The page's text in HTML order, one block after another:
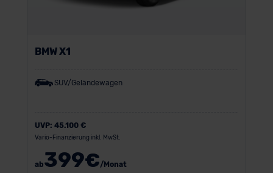
BMW X1
SUV/Geländewagen
UVP: 45.100 €
Vario-Finanzierung inkl. MwSt.
ab399€/Monat